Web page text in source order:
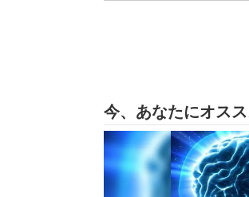
今、あなたにオスス